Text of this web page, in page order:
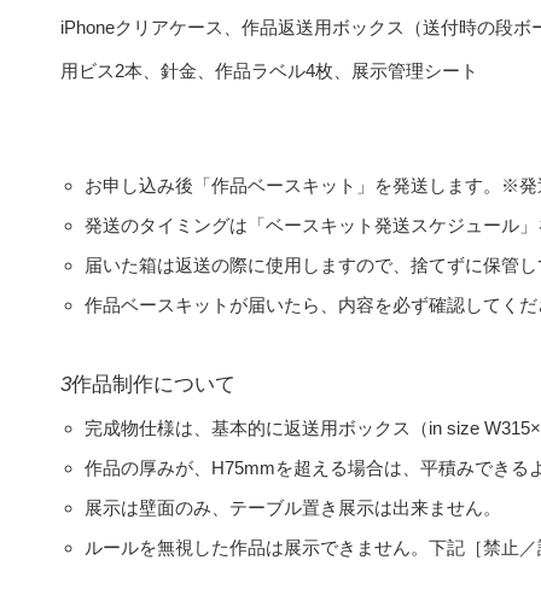
iPhoneクリアケース、作品返送用ボックス（送付時の段
用ビス2本、針金、作品ラベル4枚、展示管理シート
お申し込み後「作品ベースキット」を発送します。
※発
発送のタイミングは「ベースキット発送スケジュール
届いた箱は返送の際に使用しますので、捨てずに保管
作品ベースキットが届いたら、内容を必ず確認してく
3作品制作について
完成物仕様は、基本的に返送用ボックス（in size
作品の厚みが、H75mmを超える場合は、平積みでき
展示は壁面のみ、テーブル置き展示は出来ません。
ルールを無視した作品は展示できません。下記［禁止